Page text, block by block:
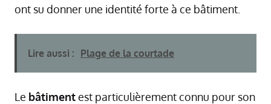
ont su donner une identité forte à ce bâtiment.
Lire aussi : Plage de la courtade
Le bâtimentest particulièrement connu pour son